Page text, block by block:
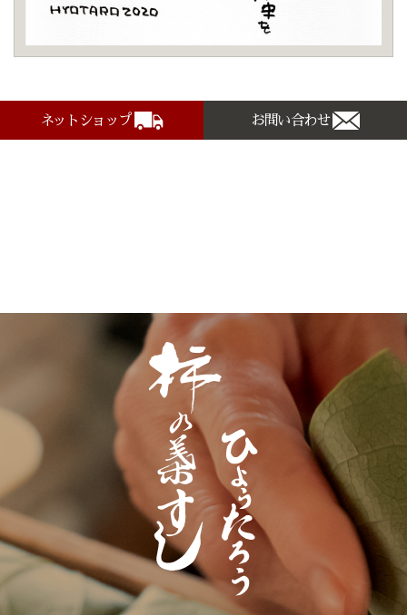
ネットショップ お問い合わせ